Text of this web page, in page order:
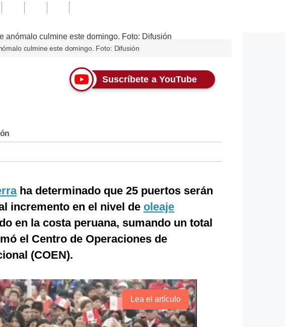
culmine este domingo. Foto: Difusión
Suscríbete a YouTube
ha determinado que 25 puertos serán
incremento en el nivel de oleaje
en la costa peruana, sumando un total
el Centro de Operaciones de
(COEN).
Lea el artículo